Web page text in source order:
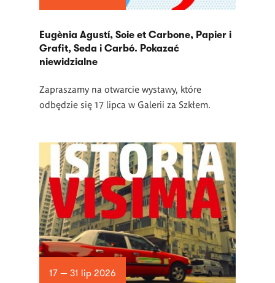
Eugènia Agustí, Soie et Carbone, Papier i
Grafit, Seda i Carbó. Pokazać
niewidzialne
Zapraszamy na otwarcie wystawy, które
odbędzie się 17 lipca w Galerii za Szkłem.
17 — 31 lip 2026